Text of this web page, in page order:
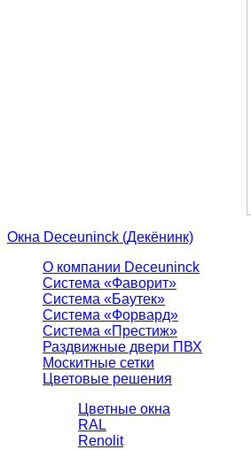
Окна Deceuninck (Декёнинк)
О компании Deceuninck
Система «Фаворит»
Система «Баутек»
Система «Форвард»
Система «Престиж»
Раздвижные двери ПВХ
Москитные сетки
Цветовые решения
Цветные окна
RAL
Renolit